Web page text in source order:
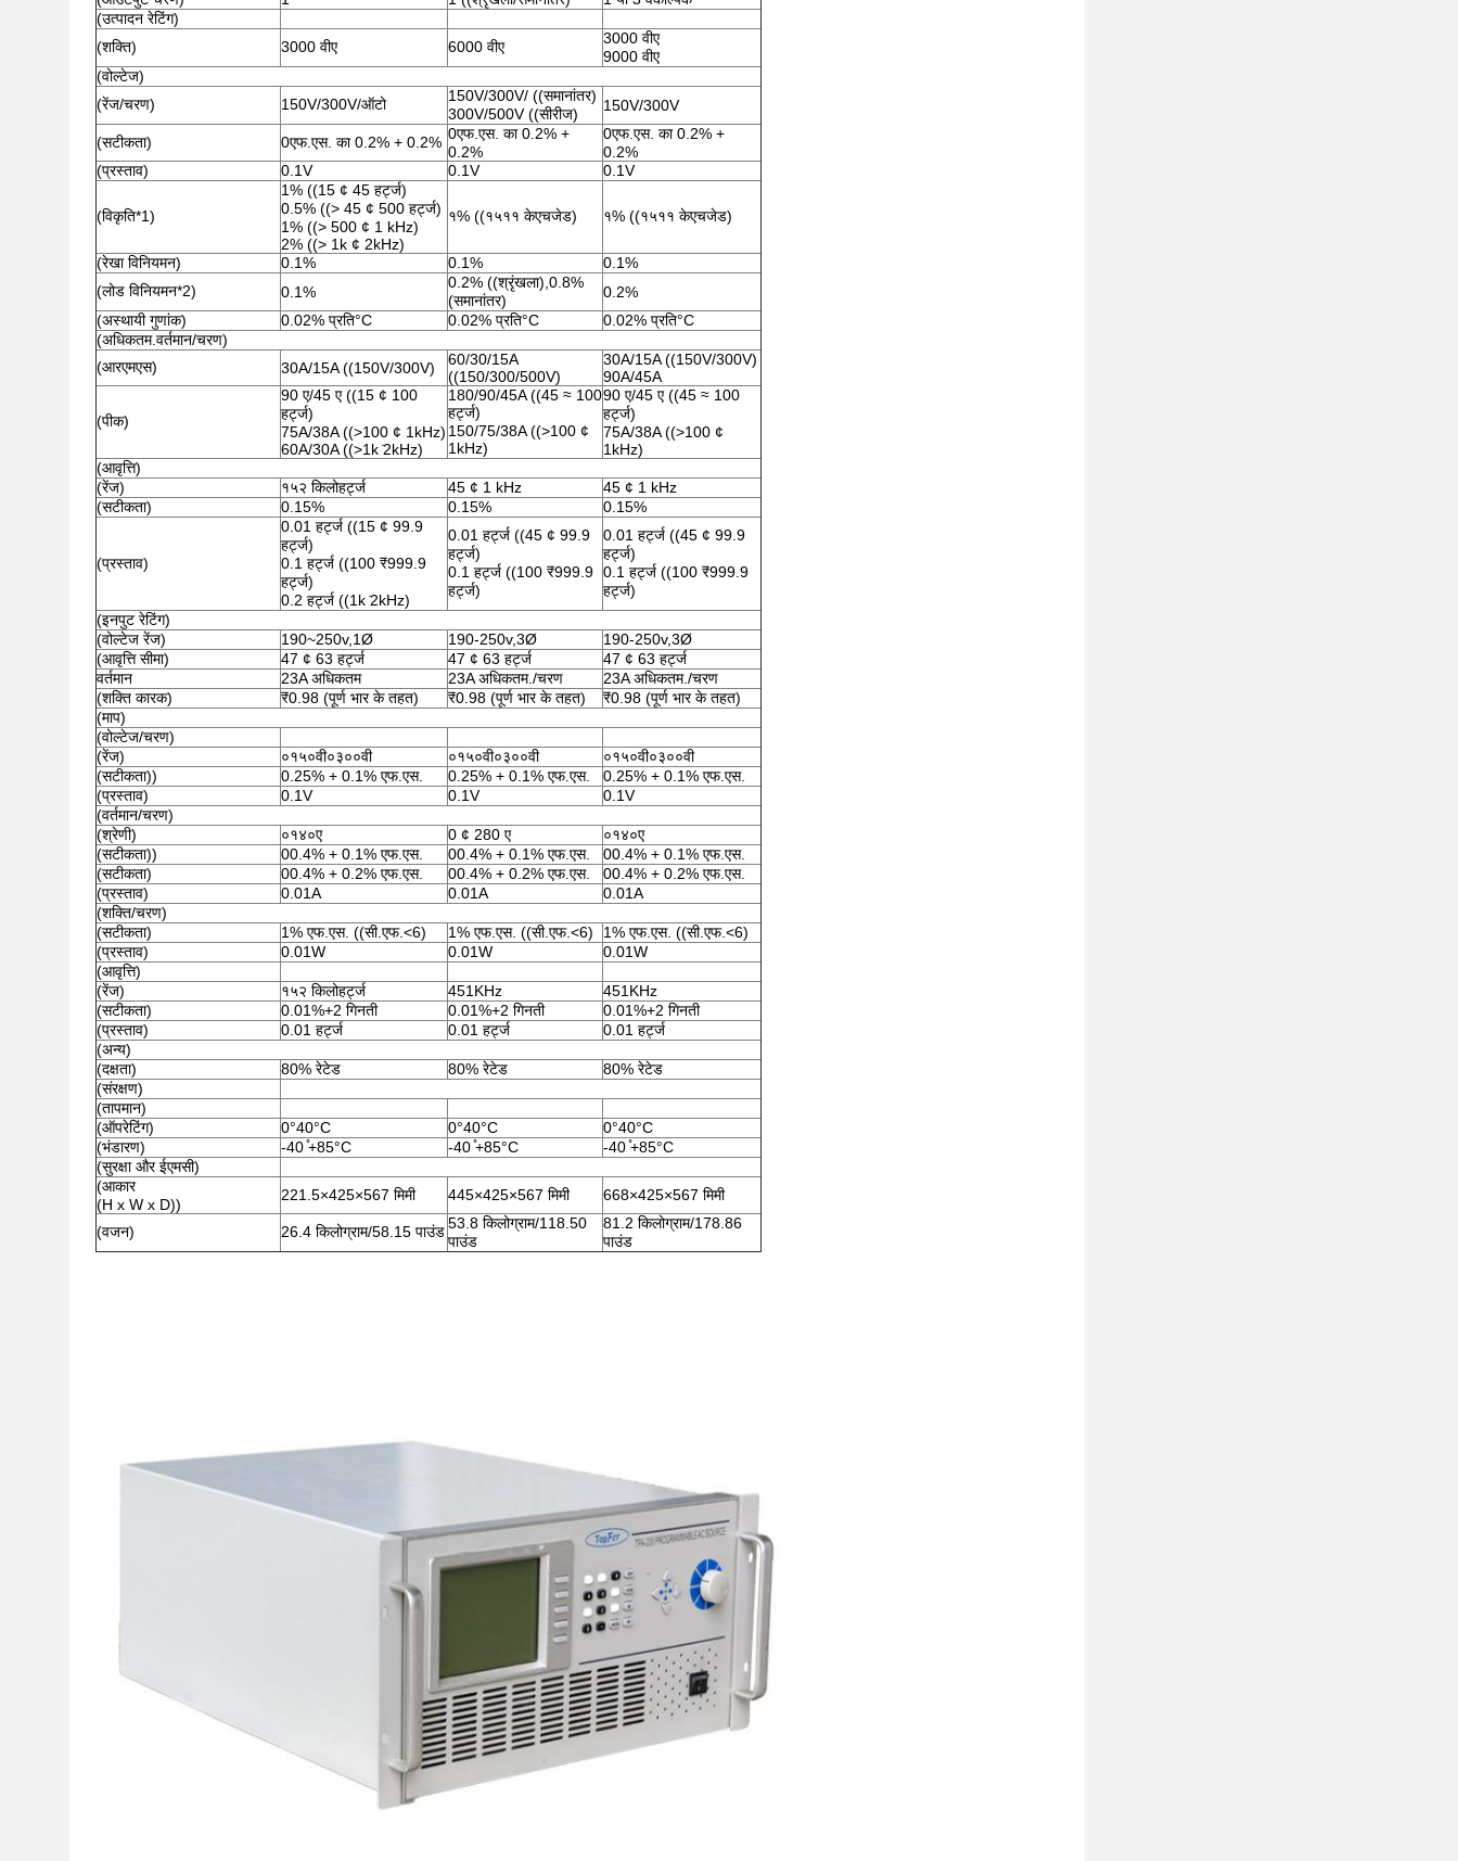
(उत्पादन रेटिंग)
(शक्ति)
3000 वीए 6000 वीए
3000 वीए
9000 वीए
(वोल्टेज)
(रेंज/चरण)
150V/300V/ऑटो
150V/300V/ ((समानांतर)
300V/500V ((सीरीज)
150V/300V
(सटीकता) 0एफ.एस. का 0.2% + 0.2% 0एफ.एस. का 0.2% +
0.2%
0एफ.एस. का 0.2% +
0.2%
(प्रस्ताव)
0.1V 0.1V 0.1V
(विकृति*1)
1% ((15 ¢ 45 हर्ट्ज)
0.5% ((> 45 ¢ 500 हर्ट्ज)
1% ((> 500 ¢ 1 kHz)
2% ((> 1k ¢ 2kHz)
१% ((१५११ केएचजेड) १% ((१५११ केएचजेड)
(रेखा विनियमन) 0.1% 0.1%
0.1%
(लोड विनियमन*2)
0.1%
0.2% ((श्रृंखला),0.8%
(समानांतर)
0.2%
(अस्थायी गुणांक)
0.02% प्रति°C 0.02% प्रति°C
0.02% प्रति°C
(अधिकतम.वर्तमान/चरण)
(आरएमएस)
30A/15A ((150V/300V)
60/30/15A
((150/300/500V)
30A/15A ((150V/300V)
90A/45A
(पीक)
90 ए/45 ए ((15 ¢ 100
हर्ट्ज)
75A/38A ((>100 ¢ 1kHz)
60A/30A ((>1k ̇2kHz)
180/90/45A ((45 ≈ 100
हर्ट्ज)
150/75/38A ((>100 ¢
1kHz)
90 ए/45 ए ((45 ≈ 100
हर्ट्ज)
75A/38A ((>100 ¢
1kHz)
(आवृत्ति)
(रेंज)
१५२ किलोहर्ट्ज 45 ¢ 1 kHz
45 ¢ 1 kHz
(सटीकता)
0.15% 0.15% 0.15%
(प्रस्ताव)
0.01 हर्ट्ज ((15 ¢ 99.9
हर्ट्ज)
0.1 हर्ट्ज ((100 ₹999.9
हर्ट्ज)
0.2 हर्ट्ज ((1k ̇2kHz)
0.01 हर्ट्ज ((45 ¢ 99.9
हर्ट्ज)
0.1 हर्ट्ज ((100 ₹999.9
हर्ट्ज)
0.01 हर्ट्ज ((45 ¢ 99.9
हर्ट्ज)
0.1 हर्ट्ज ((100 ₹999.9
हर्ट्ज)
(इनपुट रेटिंग)
(वोल्टेज रेंज)
190~250v,1Ø 190-250v,3Ø
190-250v,3Ø
(आवृत्ति सीमा)
47 ¢ 63 हर्ट्ज 47 ¢ 63 हर्ट्ज
47 ¢ 63 हर्ट्ज
वर्तमान
23A अधिकतम 23A अधिकतम./चरण
23A अधिकतम./चरण
(शक्ति कारक)
₹0.98 (पूर्ण भार के तहत) ₹0.98 (पूर्ण भार के तहत)
₹0.98 (पूर्ण भार के तहत)
(माप)
(वोल्टेज/चरण)
(रेंज)
०१५०वी०३००वी ०१५०वी०३००वी
०१५०वी०३००वी
(सटीकता))
0.25% + 0.1% एफ.एस. 0.25% + 0.1% एफ.एस.
0.25% + 0.1% एफ.एस.
(प्रस्ताव)
0.1V 0.1V
0.1V
(वर्तमान/चरण)
(श्रेणी)
०१४०ए 0 ¢ 280 ए
०१४०ए
(सटीकता))
00.4% + 0.1% एफ.एस. 00.4% + 0.1% एफ.एस.
00.4% + 0.1% एफ.एस.
(सटीकता)
00.4% + 0.2% एफ.एस. 00.4% + 0.2% एफ.एस.
00.4% + 0.2% एफ.एस.
(प्रस्ताव)
0.01A 0.01A
0.01A
(शक्ति/चरण)
(सटीकता)
1% एफ.एस. ((सी.एफ.<6) 1% एफ.एस. ((सी.एफ.<6)
1% एफ.एस. ((सी.एफ.<6)
(प्रस्ताव)
0.01W 0.01W
0.01W
(आवृत्ति)
(रेंज)
१५२ किलोहर्ट्ज 451KHz
451KHz
(सटीकता)
0.01%+2 गिनती 0.01%+2 गिनती
0.01%+2 गिनती
(प्रस्ताव)
0.01 हर्ट्ज 0.01 हर्ट्ज
0.01 हर्ट्ज
(अन्य)
(दक्षता)
80% रेटेड 80% रेटेड
80% रेटेड
(संरक्षण)
(तापमान)
(ऑपरेटिंग)
0°40°C 0°40°C
0°40°C
(भंडारण)
-40 ̊+85°C -40 ̊+85°C
-40 ̊+85°C
(सुरक्षा और ईएमसी)
(आकार
(H x W x D))
221.5×425×567 मिमी 445×425×567 मिमी 668×425×567 मिमी
(वजन) 26.4 किलोग्राम/58.15 पाउंड53.8 किलोग्राम/118.50
पाउंड
81.2 किलोग्राम/178.86
पाउंड